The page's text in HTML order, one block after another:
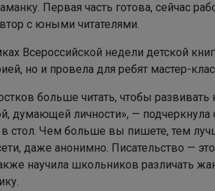
Первая часть готова, сейчас
с юными читателями.
Всероссийской недели детской
но и провела для ребят мастер-
больше читать, чтобы
думающей личности», — подчеркнула
в стол. Чем больше вы пишете, тем
даже анонимно. Писательство —
научила школьников различать